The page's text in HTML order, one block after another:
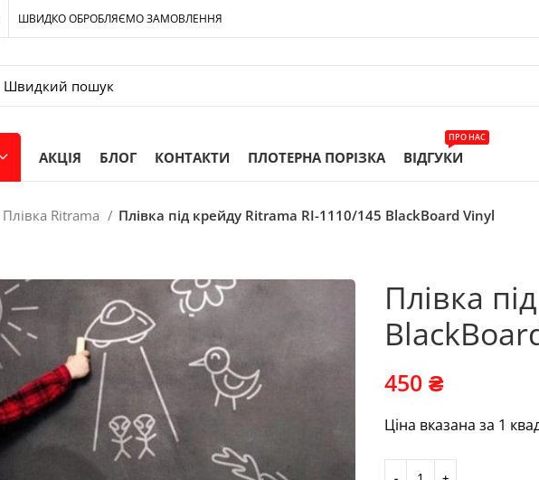
ШВИДКО ОБРОБЛЯЄМО ЗАМОВЛЕННЯ
АКЦІЯ БЛОГ КОНТАКТИ ПЛОТЕРНА ПОРІЗКА ВІДГУКИ
ПРО НАС
Плівка Ritrama Плівка під крейду Ritrama RI-1110/145 BlackBoard Vinyl
Плівка
450 ₴
Ціна вказана за 1